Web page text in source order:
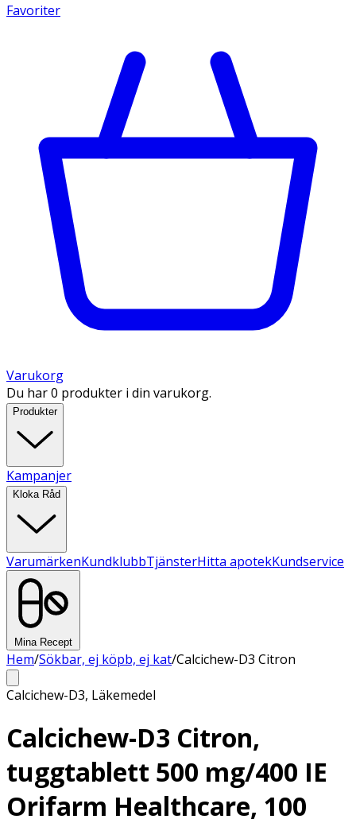
Favoriter
Varukorg
Du har 0 produkter i din varukorg.
Produkter
Kampanjer
Kloka Råd
VarumärkenKundklubbTjänsterHitta apotekKundservice
Mina Recept
Hem/Sökbar, ej köpb, ej kat/Calcichew-D3 Citron
Calcichew-D3, Läkemedel
Calcichew-D3 Citron,
tuggtablett 500 mg/400 IE
Orifarm Healthcare, 100